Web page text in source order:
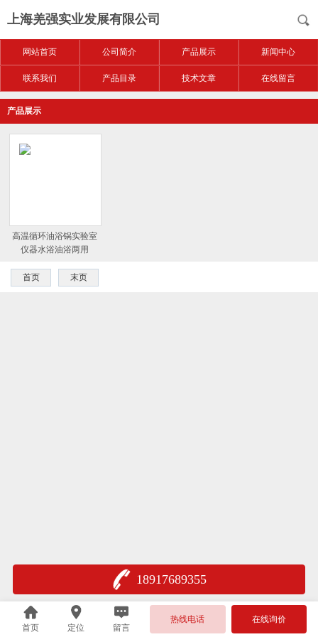
上海羌强实业发展有限公司
网站首页 公司简介 产品展示 新闻中心
联系我们 产品目录 技术文章 在线留言
产品展示
高温循环油浴锅实验室
仪器水浴油浴两用
首页 末页
18917689355
首页 定位 留言
热线电话 在线询价